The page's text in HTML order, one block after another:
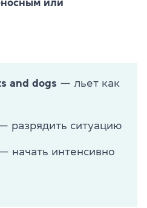
and dogs — льет как
разрядить ситуацию
начать интенсивно